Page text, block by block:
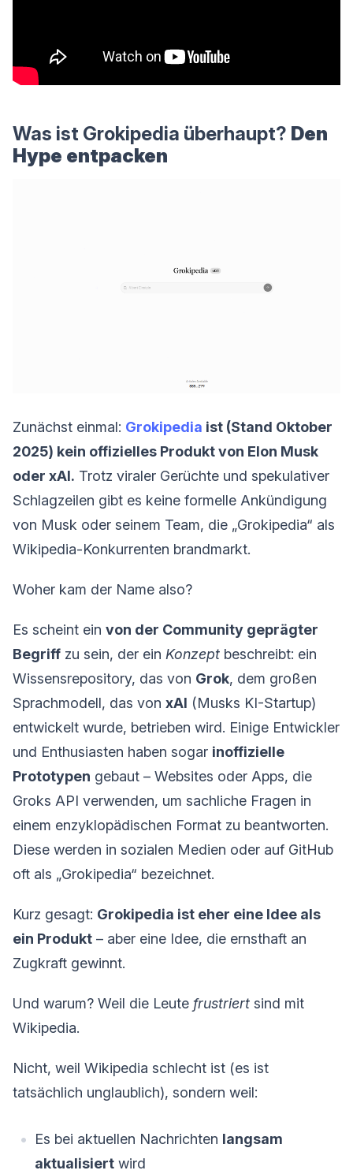
Was ist Grokipedia überhaupt? Den
Hype entpacken
Zunächst einmal: Grokipedia ist (Stand Oktober
2025) kein offizielles Produkt von Elon Musk
oder xAI. Trotz viraler Gerüchte und spekulativer
Schlagzeilen gibt es keine formelle Ankündigung
von Musk oder seinem Team, die „Grokipedia“ als
Wikipedia-Konkurrenten brandmarkt.
Woher kam der Name also?
Es scheint ein von der Community geprägter
Begriff zu sein, der ein Konzept beschreibt: ein
Wissensrepository, das von Grok, dem großen
Sprachmodell, das von xAI (Musks KI-Startup)
entwickelt wurde, betrieben wird. Einige Entwickler
und Enthusiasten haben sogar inoffizielle
Prototypen gebaut – Websites oder Apps, die
Groks API verwenden, um sachliche Fragen in
einem enzyklopädischen Format zu beantworten.
Diese werden in sozialen Medien oder auf GitHub
oft als „Grokipedia“ bezeichnet.
Kurz gesagt: Grokipedia ist eher eine Idee als
ein Produkt – aber eine Idee, die ernsthaft an
Zugkraft gewinnt.
Und warum? Weil die Leute frustriert sind mit
Wikipedia.
Nicht, weil Wikipedia schlecht ist (es ist
tatsächlich unglaublich), sondern weil:
Es bei aktuellen Nachrichten langsam
aktualisiert wird